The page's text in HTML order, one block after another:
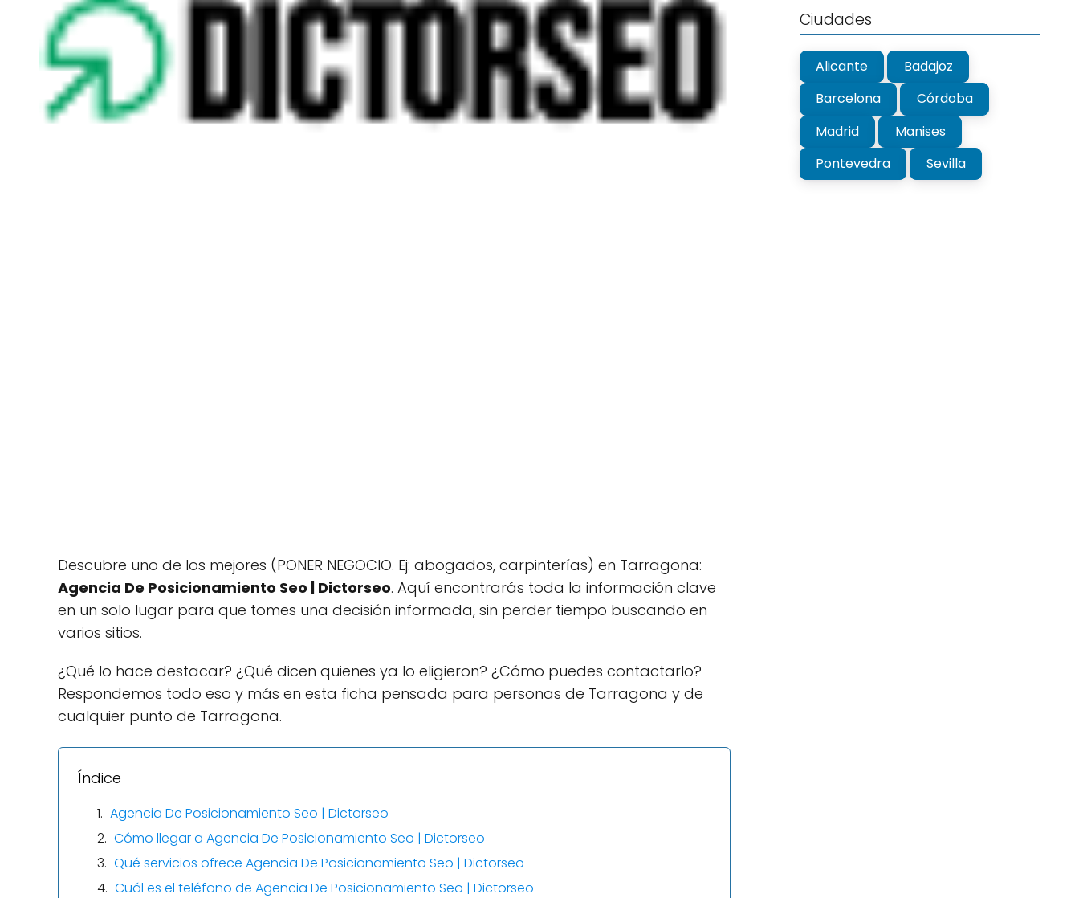
Descubre uno de los mejores (PONER NEGOCIO. Ej: abogados, carpinterías) en Tarragona:
Agencia De Posicionamiento Seo | Dictorseo. Aquí encontrarás toda la información clave
en un solo lugar para que tomes una decisión informada, sin perder tiempo buscando en
varios sitios.
¿Qué lo hace destacar? ¿Qué dicen quienes ya lo eligieron? ¿Cómo puedes contactarlo?
Respondemos todo eso y más en esta ficha pensada para personas de Tarragona y de
cualquier punto de Tarragona.
Índice
Agencia De Posicionamiento Seo | Dictorseo
Cómo llegar a Agencia De Posicionamiento Seo | Dictorseo
Qué servicios ofrece Agencia De Posicionamiento Seo | Dictorseo
Cuál es el teléfono de Agencia De Posicionamiento Seo | Dictorseo
Ciudades
Alicante
Badajoz
Barcelona
Córdoba
Madrid
Manises
Pontevedra
Sevilla